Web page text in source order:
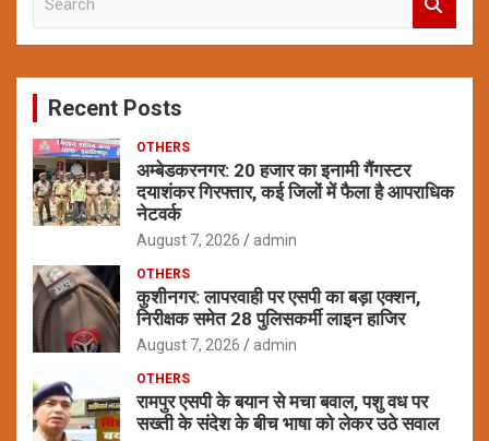
c
Recent Posts
OTHERS
अम्बेडकरनगर: 20 हजार का इनामी गैंगस्टर
दयाशंकर गिरफ्तार, कई जिलों में फैला है आपराधिक
नेटवर्क
August 7, 2026 admin
OTHERS
कुशीनगर: लापरवाही पर एसपी का बड़ा एक्शन,
निरीक्षक समेत 28 पुलिसकर्मी लाइन हाजिर
August 7, 2026 admin
OTHERS
रामपुर एसपी के बयान से मचा बवाल, पशु वध पर
सख्ती के संदेश के बीच भाषा को लेकर उठे सवाल